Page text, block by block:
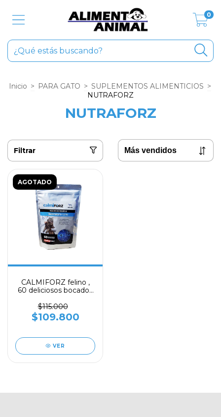
0
Inicio > PARA GATO > SUPLEMENTOS ALIMENTICIOS >
NUTRAFORZ
NUTRAFORZ
Filtrar
AGOTADO
CALMIFORZ felino ,
60 deliciosos bocados
a pollo - NUTRAFORZ
/Gabrica
$115.000
$109.800
VER